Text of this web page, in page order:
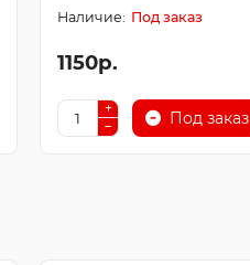
Под заказ
1150р.
Под заказ